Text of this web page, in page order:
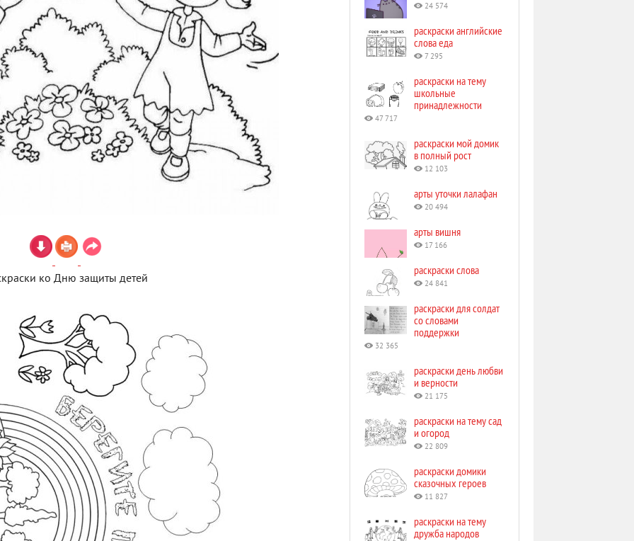
ко Дню защиты детей
24 574
раскраски английские
слова еда
7 295
раскраски на тему
школьные
принадлежности
47 717
раскраски мой домик
в полный рост
12 103
арты уточки лалафан
20 494
арты вишня
17 166
раскраски слова
24 841
раскраски для солдат
со словами
поддержки
32 365
раскраски день любви
и верности
21 175
раскраски на тему сад
и огород
22 809
раскраски домики
сказочных героев
11 827
раскраски на тему
дружба народов